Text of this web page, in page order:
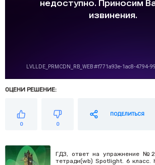
ОЦЕНИ РЕШЕНИЕ:
0 0
ПОДЕЛИТЬСЯ
ГДЗ, ответ на упражнение
тетради(wb) Spotlight. 6